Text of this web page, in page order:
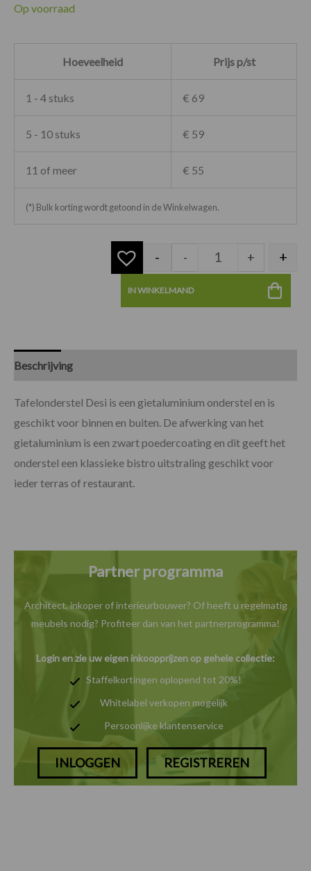
Op voorraad
Hoeveelheid Prijs p/st
1 - 4 stuks € 69
5 - 10 stuks € 59
11 of meer € 55
(*) Bulk korting wordt getoond in de Winkelwagen.
- - + +
IN WINKELMAND
Beschrijving
Tafelonderstel Desi is een gietaluminium onderstel en is
geschikt voor binnen en buiten. De afwerking van het
gietaluminium is een zwart poedercoating en dit geeft het
onderstel een klassieke bistro uitstraling geschikt voor
ieder terras of restaurant.
Partner programma
Architect, inkoper of interieurbouwer? Of heeft u regelmatig
meubels nodig? Profiteer dan van het partnerprogramma!
Login en zie uw eigen inkoopprijzen op gehele collectie:
Staffelkortingen oplopend tot 20%!
Whitelabel verkopen mogelijk
Persoonlijke klantenservice
INLOGGEN REGISTREREN